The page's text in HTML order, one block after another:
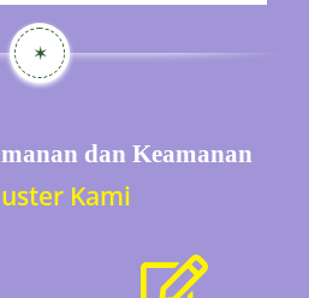
✶
dan Keamanan
Kami